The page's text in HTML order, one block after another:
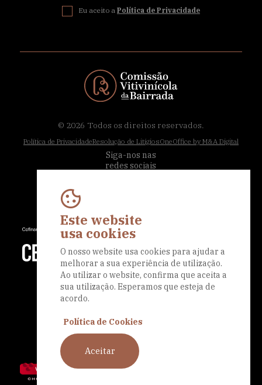
Eu aceito a Política de Privacidade
© 2026 Todos os direitos reservados.
Política de PrivacidadeResolução de LitígiosOneOffice by M&A Digital
Siga-nos nas
redes sociais
Este website
usa cookies
O nosso website usa cookies para ajudar a
melhorar a sua experiência de utilização.
Ao utilizar o website, confirma que aceita a
sua utilização. Esperamos que esteja de
acordo.
Política de Cookies
Aceitar